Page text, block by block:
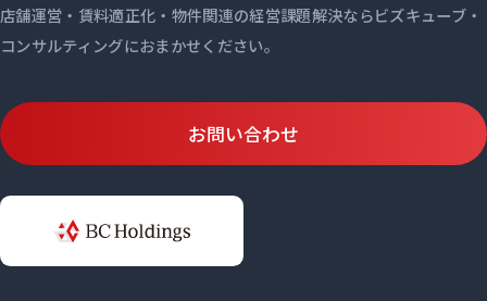
店舗運営・賃料適正化・物件関連の経営課題解決ならビズキューブ・
コンサルティングにおまかせください。
お問い合わせ